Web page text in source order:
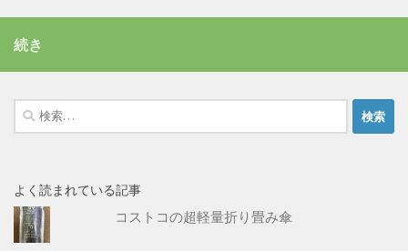
続き
検
索:
よく読まれている記事
コストコの超軽量折り畳み傘